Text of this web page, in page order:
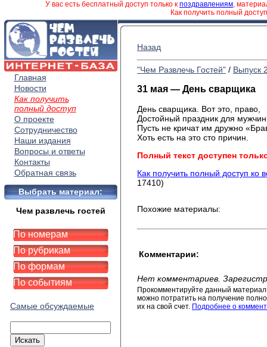
У вас есть бесплатный доступ только к поздравлениям,
Как получить полный
Главная
Новости
Как получить
полный доступ
О проекте
Сотрудничество
Наши издания
Вопросы и ответы
Контакты
Обратная связь
Выбрать материал:
Чем развлечь гостей
По номерам
По рубрикам
По формам
По событиям
Самые обсуждаемые
Назад
"Чем Развлечь Гостей" / Выпуск
31 мая — День сварщика
День сварщика. Вот это, право,
Достойный праздник для
Пусть не кричат им дружно
Хоть есть на это сто причин.
Полный текст доступен
Как получить полный доступ ко
17410)
Похожие материалы:
Комментарии:
Нет комментариев.
Прокомментируйте данный
можно потратить на получение
их на свой счет. Подробнее о